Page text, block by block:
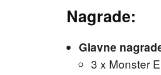
Nagrade:
Glavne
3 x Monster